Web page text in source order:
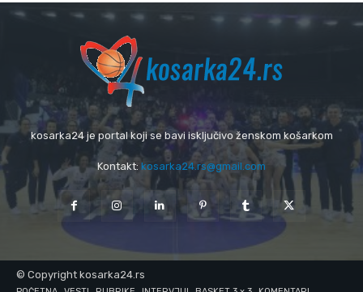
kosarka24 je portal koji se bavi isključivo ženskom košarkom
Kontakt: kosarka24.rs@gmail.com
© Copyright kosarka24.rs